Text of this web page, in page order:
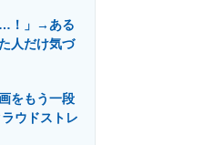
の最前線
…！」→ある
人だけ気づ
をもう一段
ウドストレ